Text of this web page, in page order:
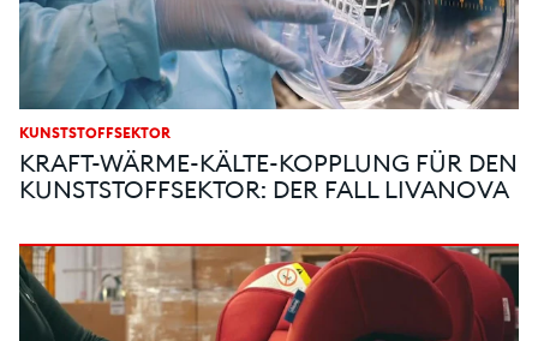
KUNSTSTOFFSEKTOR
KRAFT-WÄRME-KÄLTE-KOPPLUNG FÜR DEN
KUNSTSTOFFSEKTOR: DER FALL LIVANOVA